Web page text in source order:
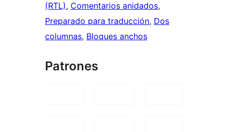
(RTL), Comentarios anidados
Preparado para traducción, Dos
columnas, Bloques anchos
Patrones